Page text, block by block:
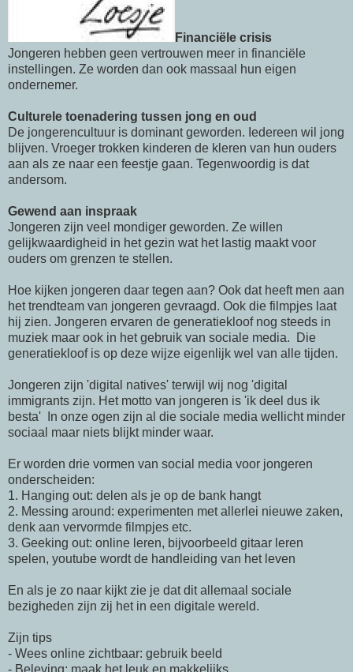
Financiële crisis
Jongeren hebben geen vertrouwen meer in financiële
instellingen. Ze worden dan ook massaal hun eigen
ondernemer.
Culturele toenadering tussen jong en oud
De jongerencultuur is dominant geworden. Iedereen wil jong
blijven. Vroeger trokken kinderen de kleren van hun ouders
aan als ze naar een feestje gaan. Tegenwoordig is dat
andersom.
Gewend aan inspraak
Jongeren zijn veel mondiger geworden. Ze willen
gelijkwaardigheid in het gezin wat het lastig maakt voor
ouders om grenzen te stellen.
Hoe kijken jongeren daar tegen aan? Ook dat heeft men aan
het trendteam van jongeren gevraagd. Ook die filmpjes laat
hij zien. Jongeren ervaren de generatiekloof nog steeds in
muziek maar ook in het gebruik van sociale media. Die
generatiekloof is op deze wijze eigenlijk wel van alle tijden.
Jongeren zijn 'digital natives' terwijl wij nog 'digital
immigrants zijn. Het motto van jongeren is 'ik deel dus ik
besta' In onze ogen zijn al die sociale media wellicht minder
sociaal maar niets blijkt minder waar.
Er worden drie vormen van social media voor jongeren
onderscheiden:
1. Hanging out: delen als je op de bank hangt
2. Messing around: experimenten met allerlei nieuwe zaken,
denk aan vervormde filmpjes etc.
3. Geeking out: online leren, bijvoorbeeld gitaar leren
spelen, youtube wordt de handleiding van het leven
En als je zo naar kijkt zie je dat dit allemaal sociale
bezigheden zijn zij het in een digitale wereld.
Zijn tips
- Wees online zichtbaar: gebruik beeld